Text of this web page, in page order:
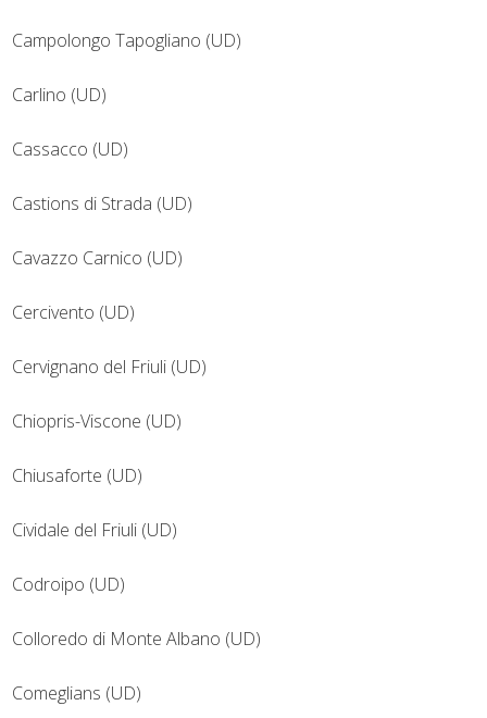
Campolongo Tapogliano (UD)
Carlino (UD)
Cassacco (UD)
Castions di Strada (UD)
Cavazzo Carnico (UD)
Cercivento (UD)
Cervignano del Friuli (UD)
Chiopris-Viscone (UD)
Chiusaforte (UD)
Cividale del Friuli (UD)
Codroipo (UD)
Colloredo di Monte Albano (UD)
Comeglians (UD)